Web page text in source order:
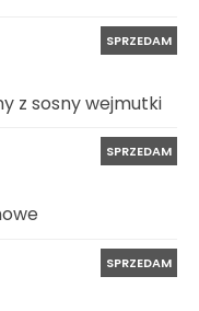
SPRZEDAM
z sosny wejmutki
SPRZEDAM
SPRZEDAM